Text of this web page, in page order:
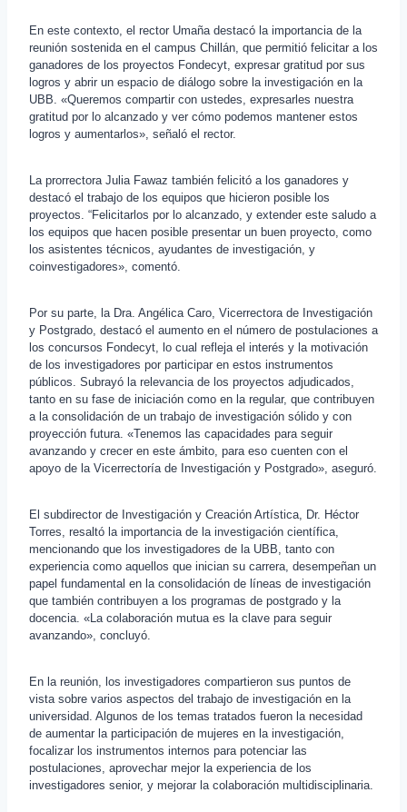
En este contexto, el rector Umaña destacó la importancia de la
reunión sostenida en el campus Chillán, que permitió felicitar a los
ganadores de los proyectos Fondecyt, expresar gratitud por sus
logros y abrir un espacio de diálogo sobre la investigación en la
UBB. «Queremos compartir con ustedes, expresarles nuestra
gratitud por lo alcanzado y ver cómo podemos mantener estos
logros y aumentarlos», señaló el rector.
La prorrectora Julia Fawaz también felicitó a los ganadores y
destacó el trabajo de los equipos que hicieron posible los
proyectos. “Felicitarlos por lo alcanzado, y extender este saludo a
los equipos que hacen posible presentar un buen proyecto, como
los asistentes técnicos, ayudantes de investigación, y
coinvestigadores», comentó.
Por su parte, la Dra. Angélica Caro, Vicerrectora de Investigación
y Postgrado, destacó el aumento en el número de postulaciones a
los concursos Fondecyt, lo cual refleja el interés y la motivación
de los investigadores por participar en estos instrumentos
públicos. Subrayó la relevancia de los proyectos adjudicados,
tanto en su fase de iniciación como en la regular, que contribuyen
a la consolidación de un trabajo de investigación sólido y con
proyección futura. «Tenemos las capacidades para seguir
avanzando y crecer en este ámbito, para eso cuenten con el
apoyo de la Vicerrectoría de Investigación y Postgrado», aseguró.
El subdirector de Investigación y Creación Artística, Dr. Héctor
Torres, resaltó la importancia de la investigación científica,
mencionando que los investigadores de la UBB, tanto con
experiencia como aquellos que inician su carrera, desempeñan un
papel fundamental en la consolidación de líneas de investigación
que también contribuyen a los programas de postgrado y la
docencia. «La colaboración mutua es la clave para seguir
avanzando», concluyó.
En la reunión, los investigadores compartieron sus puntos de
vista sobre varios aspectos del trabajo de investigación en la
universidad. Algunos de los temas tratados fueron la necesidad
de aumentar la participación de mujeres en la investigación,
focalizar los instrumentos internos para potenciar las
postulaciones, aprovechar mejor la experiencia de los
investigadores senior, y mejorar la colaboración multidisciplinaria.